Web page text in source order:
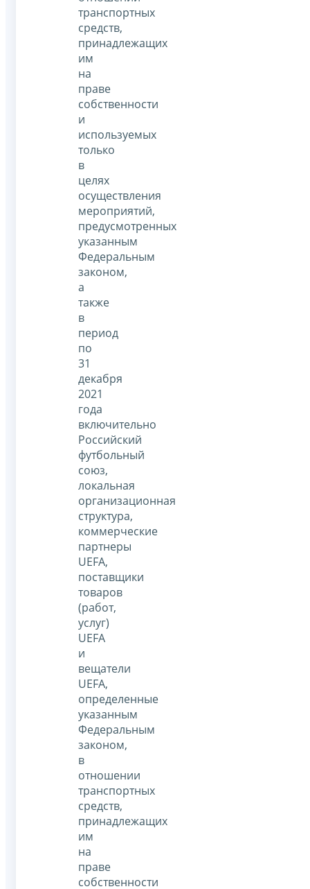
транспортных
средств,
принадлежащих
им
на
праве
собственности
и
используемых
только
в
целях
осуществления
мероприятий,
предусмотренных
указанным
Федеральным
законом,
а
также
в
период
по
31
декабря
2021
года
включительно
Российский
футбольный
союз,
локальная
организационная
структура,
коммерческие
партнеры
UEFA,
поставщики
товаров
(работ,
услуг)
UEFA
и
вещатели
UEFA,
определенные
указанным
Федеральным
законом,
в
отношении
транспортных
средств,
принадлежащих
им
на
праве
собственности